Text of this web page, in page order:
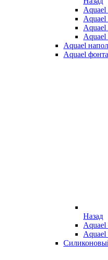
Aquael
Aquael
Aquael
Назад
Aquael
Aquael